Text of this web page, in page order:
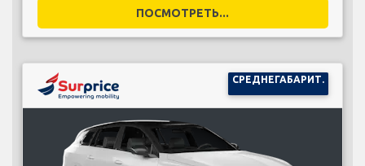
ПОСМОТРЕТЬ...
СРЕДНЕГАБАРИТ.